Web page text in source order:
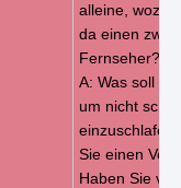
alleine, wozu
da einen
Fernseher?!
A: Was soll
um nicht
Sie einen
Haben Sie